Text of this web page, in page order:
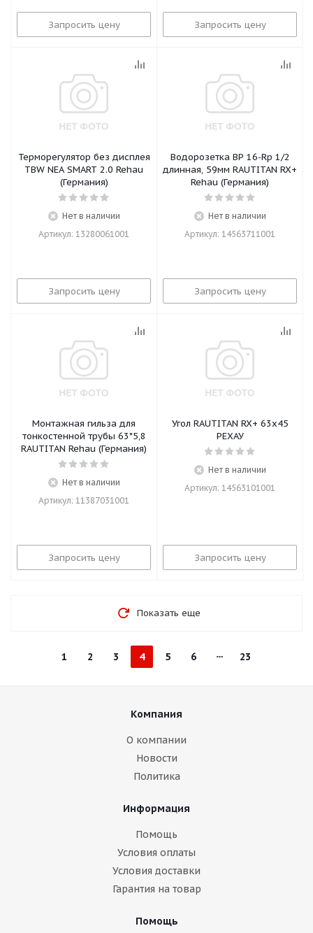
Запросить цену Запросить цену
Терморегулятор без дисплея
TBW NEA SMART 2.0 Rehau
(Германия)
Нет в наличии
Артикул: 13280061001
Запросить цену
Водорозетка ВР 16-Rp 1/2
длинная, 59мм RAUTITAN RX+
Rehau (Германия)
Нет в наличии
Артикул: 14563711001
Запросить цену
Монтажная гильза для
тонкостенной трубы 63*5,8
RAUTITAN Rehau (Германия)
Нет в наличии
Артикул: 11387031001
Запросить цену
Угол RAUTITAN RX+ 63х45
РЕХАУ
Нет в наличии
Артикул: 14563101001
Запросить цену
Показать еще
1 2 3 4 5 6 23
Компания
О компании
Новости
Политика
Информация
Помощь
Условия оплаты
Условия доставки
Гарантия на товар
Помощь